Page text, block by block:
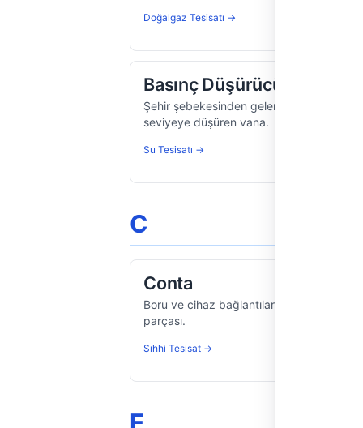
Doğalgaz Tesisatı →
Basınç Düşürücü Vana
Şehir şebekesinden gelen yüksek su
seviyeye düşüren vana.
Su Tesisatı →
C
Conta
Boru ve cihaz bağlantılarında
parçası.
Sıhhi Tesisat →